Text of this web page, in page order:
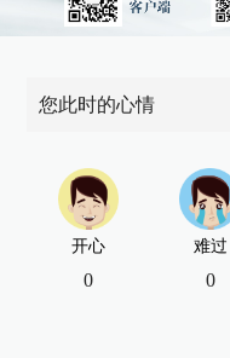
您此时的心情
开心
0
难过
0